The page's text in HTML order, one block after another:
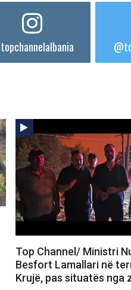
Top Channel/ Ministri
Besfort Lamallari në
Krujë, pas situatës nga